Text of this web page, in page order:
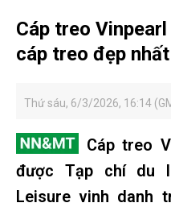
Cáp treo
cáp treo đẹp
Thứ sáu, 6/3/2026, 16:14
Cáp treo
được Tạp chí du
Leisure vinh danh